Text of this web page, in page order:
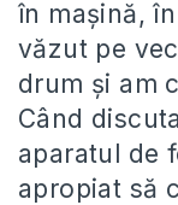
în maşină,
văzut pe
drum şi am
Când
aparatul de
apropiat să